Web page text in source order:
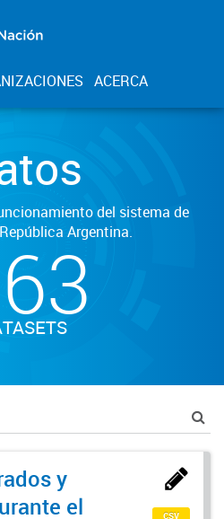
ACERCA
del sistema de
Argentina.
y
el
csv